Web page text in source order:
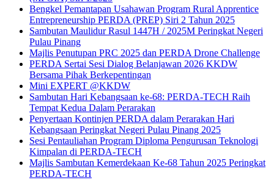
Bengkel Pemantapan Usahawan Program Rural Apprentice
Entrepreneurship PERDA (PREP) Siri 2 Tahun 2025
Sambutan Maulidur Rasul 1447H / 2025M Peringkat Negeri
Pulau Pinang
Majlis Penutupan PRC 2025 dan PERDA Drone Challenge
PERDA Sertai Sesi Dialog Belanjawan 2026 KKDW
Bersama Pihak Berkepentingan
Mini EXPERT @KKDW
Sambutan Hari Kebangsaan ke-68: PERDA-TECH Raih
Tempat Kedua Dalam Perarakan
Penyertaan Kontinjen PERDA dalam Perarakan Hari
Kebangsaan Peringkat Negeri Pulau Pinang 2025
Sesi Pentauliahan Program Diploma Pengurusan Teknologi
Kimpalan di PERDA-TECH
Majlis Sambutan Kemerdekaan Ke-68 Tahun 2025 Peringkat
PERDA-TECH